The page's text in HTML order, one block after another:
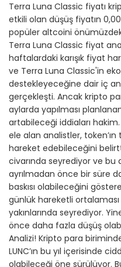
Terra Luna Classic fiyatı
etkili olan düşüş fiyatın
popüler altcoini
Terra Luna Classic fiyat
haftalardaki karışık fiyat
ve Terra Luna Classic'in
destekleyeceğine dair iç
gerçekleşti. Ancak kripto
aylarda yapılması
artabileceği iddiaları
ele alan analistler,
hareket edebileceğini
civarında seyrediyor ve
ayrılmadan önce bir süre
baskısı olabileceğini
günlük hareketli
yakınlarında seyrediyor.
önce daha fazla düşüş
Analizi! Kripto para
LUNC’ın bu yıl içerisinde
olabileceği öne sürülüyor.